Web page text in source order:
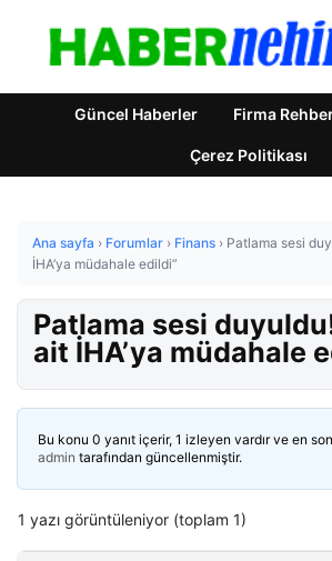
Güncel Haberler Firma
Çerez Politikası
Ana sayfa › Forumlar › Finans › Patlama sesi
İHA’ya müdahale edildi”
Patlama sesi duyuldu!
ait İHA’ya müdahale
Bu konu 0 yanıt içerir, 1 izleyen vardır ve en son
admin tarafından güncellenmiştir.
1 yazı görüntüleniyor (toplam 1)